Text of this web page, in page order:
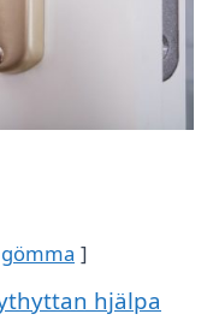
gömma
hjälpa